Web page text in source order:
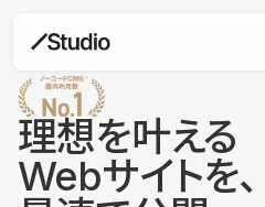
理想を叶える
Webサイトを、